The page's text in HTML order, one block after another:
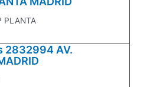
PLANTA
2832994 AV.